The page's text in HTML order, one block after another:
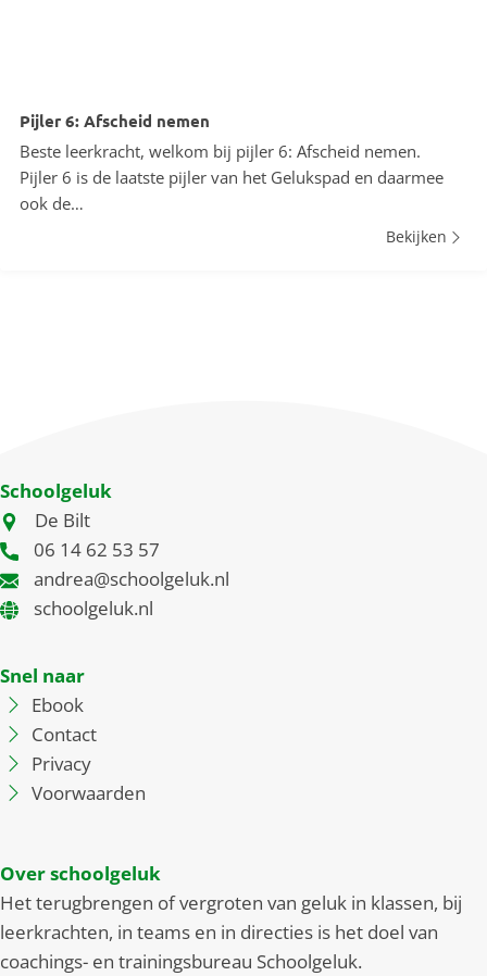
Pijler 6: Afscheid nemen
Beste leerkracht, welkom bij pijler 6: Afscheid nemen.
Pijler 6 is de laatste pijler van het Gelukspad en daarmee
ook de…
Bekijken
Schoolgeluk
De Bilt
06 14 62 53 57
andrea@schoolgeluk.nl
schoolgeluk.nl
Snel naar
Ebook
Contact
Privacy
Voorwaarden
Over schoolgeluk
Het terugbrengen of vergroten van geluk in klassen, bij
leerkrachten, in teams en in directies is het doel van
coachings- en trainingsbureau Schoolgeluk.